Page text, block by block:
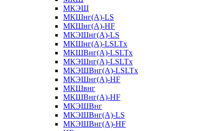
МКЭШ
МКШнг(А)-LS
МКШнг(А)-HF
МКЭШнг(А)-LS
МКШнг(А)-LSLTx
МКШВнг(A)-LSLTx
МКЭШнг(А)-LSLTx
МКЭШВнг(A)-LSLTx
МКЭШнг(А)-HF
МКШвнг
МКШВнг(А)-HF
МКЭШВнг
МКЭШВнг(А)-LS
МКЭШВнг(А)-HF